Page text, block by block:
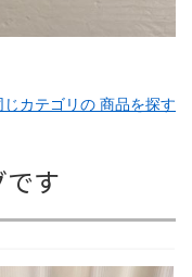
じカテゴリの 商品を探す
す